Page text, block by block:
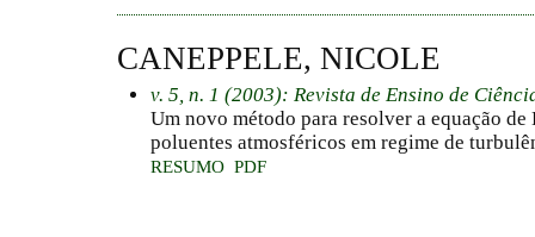
CANEPPELE, NICOLE
v. 5, n. 1 (2003): Revista de Ensino de
Um novo método para resolver a equação
poluentes atmosféricos em regime de
RESUMO PDF